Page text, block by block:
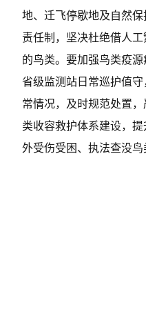
地、迁飞停歇地及自然
责任制，坚决杜绝借人工
的鸟类。要加强鸟类疫源
省级监测站日常巡护值
常情况，及时规范处置
类收容救护体系建设，
外受伤受困、执法查没鸟